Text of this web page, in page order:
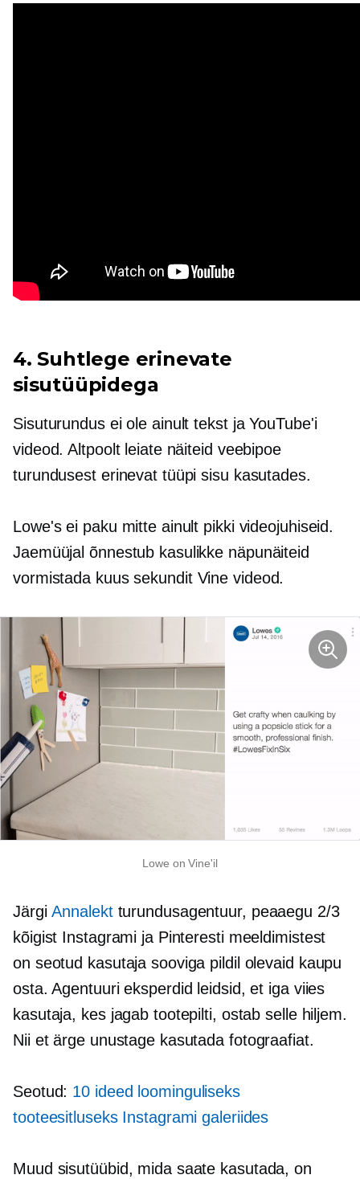
4. Suhtlege erinevate
sisutüüpidega
Sisuturundus ei ole ainult tekst ja YouTube'i
videod. Altpoolt leiate näiteid veebipoe
turundusest erinevat tüüpi sisu kasutades.
Lowe's ei paku mitte ainult pikki videojuhiseid.
Jaemüüjal õnnestub kasulikke näpunäiteid
vormistada kuus sekunditVine videod.
Lowe on Vine'il
JärgiAnnalektturundusagentuur, peaaegu 2/3
kõigist Instagrami ja Pinteresti meeldimistest
on seotud kasutaja sooviga pildil olevaid kaupu
osta. Agentuuri eksperdid leidsid, et iga viies
kasutaja, kes jagab tootepilti, ostab selle hiljem.
Nii et ärge unustage kasutada fotograafiat.
Seotud: 10 ideed loominguliseks
tooteesitluseks Instagrami galeriides
Muud sisutüübid, mida saate kasutada, on